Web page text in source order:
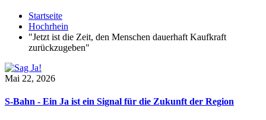
Startseite
Hochrhein
"Jetzt ist die Zeit, den Menschen dauerhaft Kaufkraft
zurückzugeben"
Mai 22, 2026
S-Bahn - Ein Ja ist ein Signal für die Zukunft der Region